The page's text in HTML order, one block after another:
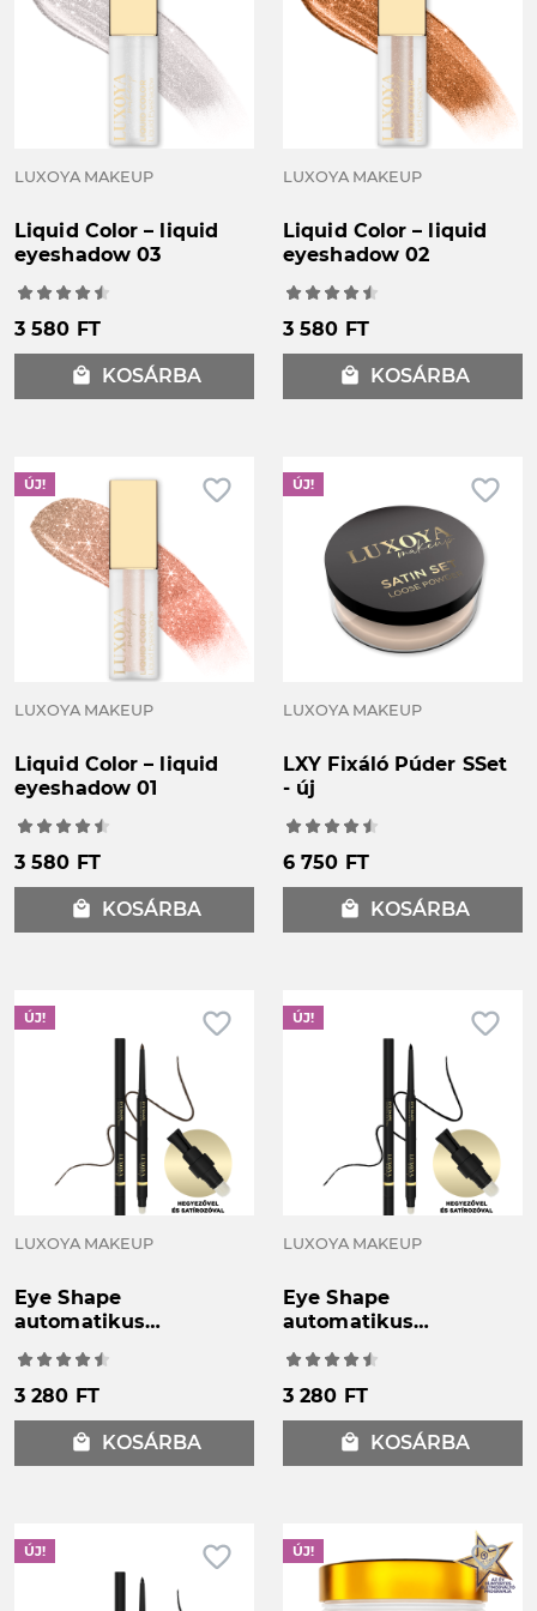
LUXOYA MAKEUP
Liquid Color – liquid
eyeshadow 03
3 580 FT
local_mall KOSÁRBA
LUXOYA MAKEUP
Liquid Color – liquid
eyeshadow 02
3 580 FT
local_mall KOSÁRBA
favorite_border
ÚJ!
LUXOYA MAKEUP
Liquid Color – liquid
eyeshadow 01
3 580 FT
local_mall KOSÁRBA
favorite_border
ÚJ!
LUXOYA MAKEUP
LXY Fixáló Púder SSet
- új
6 750 FT
local_mall KOSÁRBA
favorite_border
ÚJ!
LUXOYA MAKEUP
Eye Shape
automatikus
3 280 FT
local_mall KOSÁRBA
favorite_border
ÚJ!
LUXOYA MAKEUP
Eye Shape
automatikus
3 280 FT
local_mall KOSÁRBA
favorite_border
ÚJ! favorite_border
ÚJ!